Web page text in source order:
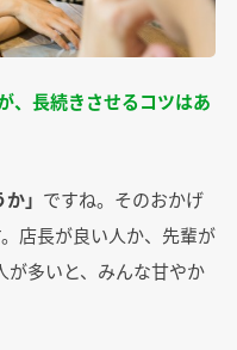
、長続きさせるコツはあ
」 ですね。そのおかげ
店長が良い人か、先輩が
が多いと、みんな甘やか